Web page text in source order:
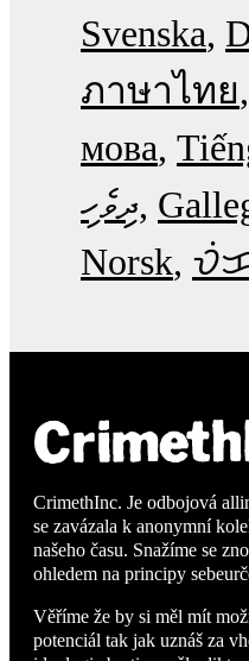
Svenska
ภาษาไทย
мова
ދިވެހި
Norsk
CrimethInc. Je odbojová
se zavázala k anonymní
našeho času. Snažíme se
ohledem na principy
Věříme že by si měl mít
potenciál tak jak uznáš za